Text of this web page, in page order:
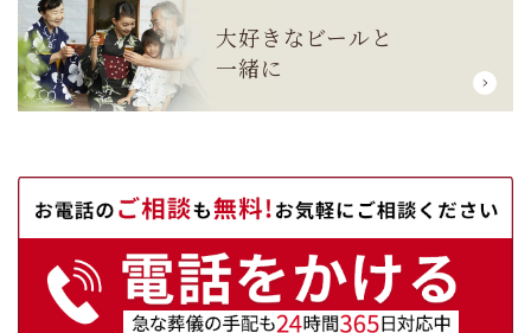
大好きなビールと
一緒に